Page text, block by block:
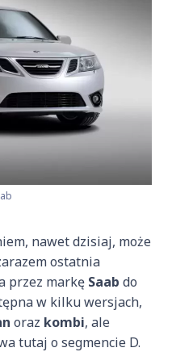
nawet dzisiaj, może
ostatnia
przez markę Saab do
w kilku wersjach,
oraz kombi, ale
tutaj o segmencie D.